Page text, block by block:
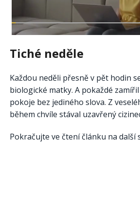
Tiché neděle
Každou neděli přesně v pět hodin
biologické matky. A pokaždé
pokoje bez jediného slova. Z
během chvíle stával uzavřený
Pokračujte ve čtení článku na další